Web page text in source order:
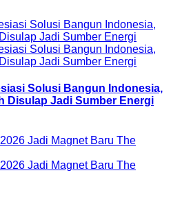
Solusi Bangun Indonesia,
Disulap Jadi Sumber Energi